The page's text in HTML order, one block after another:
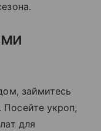
займитесь
Посейте укроп,
для